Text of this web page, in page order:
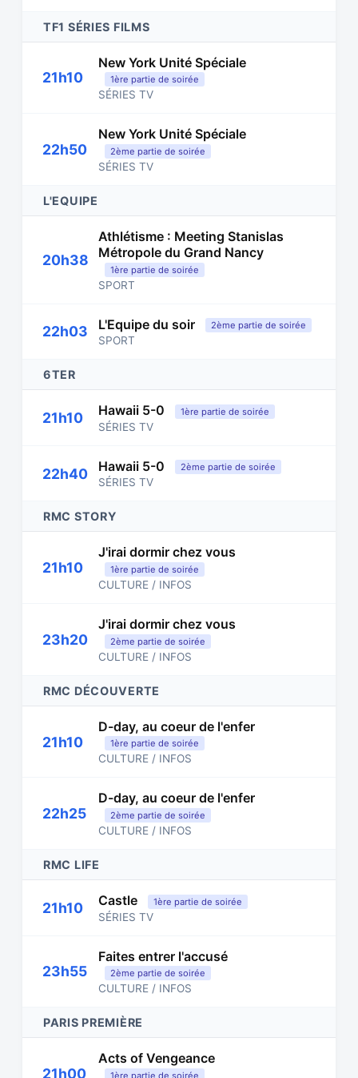
TF1 SÉRIES FILMS
21h10
New York Unité Spéciale
1ère partie de soirée
SÉRIES TV
22h50
New York Unité Spéciale
2ème partie de soirée
SÉRIES TV
L'EQUIPE
20h38
Athlétisme : Meeting Stanislas
Métropole du Grand Nancy
1ère partie de soirée
SPORT
22h03 L'Equipe du soir 2ème partie de soirée
SPORT
6TER
21h10 Hawaii 5-0 1ère partie de soirée
SÉRIES TV
22h40 Hawaii 5-0 2ème partie de soirée
SÉRIES TV
RMC STORY
21h10
J'irai dormir chez vous
1ère partie de soirée
CULTURE / INFOS
23h20
J'irai dormir chez vous
2ème partie de soirée
CULTURE / INFOS
RMC DÉCOUVERTE
21h10
D-day, au coeur de l'enfer
1ère partie de soirée
CULTURE / INFOS
22h25
D-day, au coeur de l'enfer
2ème partie de soirée
CULTURE / INFOS
RMC LIFE
21h10 Castle 1ère partie de soirée
SÉRIES TV
23h55
Faites entrer l'accusé
2ème partie de soirée
CULTURE / INFOS
PARIS PREMIÈRE
21h00
Acts of Vengeance
1ère partie de soirée